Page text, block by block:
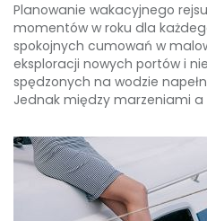
Planowanie wakacyjnego
momentów w roku dla
spokojnych cumowań w
eksploracji nowych portów i
spędzonych na wodzie
Jednak między marzeniami a